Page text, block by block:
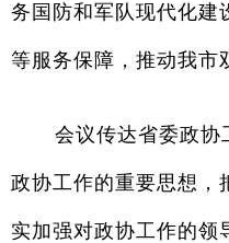
务国防和军队现代化建
等服务保障，推动我市
会议传达省委政协
政协工作的重要思想，
实加强对政协工作的领